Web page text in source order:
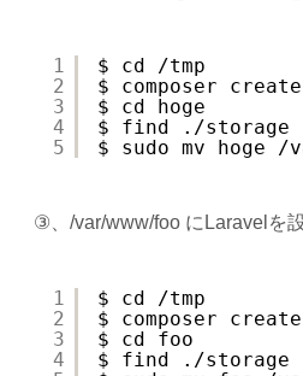
1
2
3
4
5
$ cd /tmp
$ composer
$ cd hoge
$ find ./storage -
$ sudo mv hoge /
③、/var/www/foo にLaravelを
1
2
3
4
$ cd /tmp
$ composer
$ cd foo
$ find ./storage -